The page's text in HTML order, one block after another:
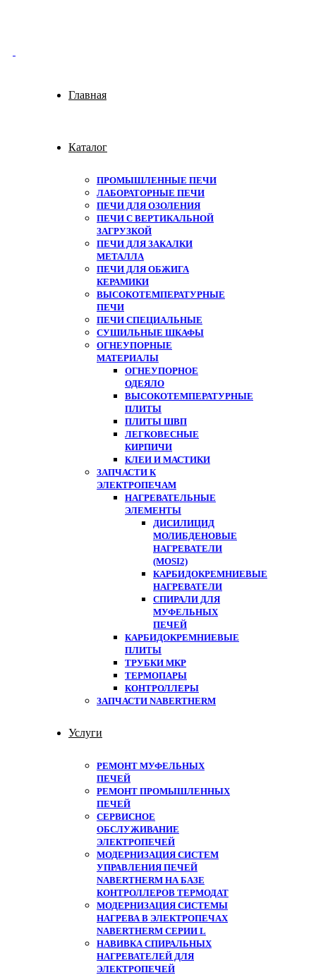
Главная
Каталог
ПРОМЫШЛЕННЫЕ ПЕЧИ
ЛАБОРАТОРНЫЕ ПЕЧИ
ПЕЧИ ДЛЯ ОЗОЛЕНИЯ
ПЕЧИ С ВЕРТИКАЛЬНОЙ
ЗАГРУЗКОЙ
ПЕЧИ ДЛЯ ЗАКАЛКИ
МЕТАЛЛА
ПЕЧИ ДЛЯ ОБЖИГА
КЕРАМИКИ
ВЫСОКОТЕМПЕРАТУРНЫЕ
ПЕЧИ
ПЕЧИ СПЕЦИАЛЬНЫЕ
СУШИЛЬНЫЕ ШКАФЫ
ОГНЕУПОРНЫЕ
МАТЕРИАЛЫ
ОГНЕУПОРНОЕ
ОДЕЯЛО
ВЫСОКОТЕМПЕРАТУРНЫЕ
ПЛИТЫ
ПЛИТЫ ШВП
ЛЕГКОВЕСНЫЕ
КИРПИЧИ
КЛЕИ И МАСТИКИ
ЗАПЧАСТИ К
ЭЛЕКТРОПЕЧАМ
НАГРЕВАТЕЛЬНЫЕ
ЭЛЕМЕНТЫ
ДИСИЛИЦИД
МОЛИБДЕНОВЫЕ
НАГРЕВАТЕЛИ
(MOSI2)
КАРБИДОКРЕМНИЕВЫЕ
НАГРЕВАТЕЛИ
СПИРАЛИ ДЛЯ
МУФЕЛЬНЫХ
ПЕЧЕЙ
КАРБИДОКРЕМНИЕВЫЕ
ПЛИТЫ
ТРУБКИ МКР
ТЕРМОПАРЫ
КОНТРОЛЛЕРЫ
ЗАПЧАСТИ NABERTHERM
Услуги
РЕМОНТ МУФЕЛЬНЫХ
ПЕЧЕЙ
РЕМОНТ ПРОМЫШЛЕННЫХ
ПЕЧЕЙ
СЕРВИСНОЕ
ОБСЛУЖИВАНИЕ
ЭЛЕКТРОПЕЧЕЙ
МОДЕРНИЗАЦИЯ СИСТЕМ
УПРАВЛЕНИЯ ПЕЧЕЙ
NABERTHERM НА БАЗЕ
КОНТРОЛЛЕРОВ ТЕРМОДАТ
МОДЕРНИЗАЦИЯ СИСТЕМЫ
НАГРЕВА В ЭЛЕКТРОПЕЧАХ
NABERTHERM СЕРИИ L
НАВИВКА СПИРАЛЬНЫХ
НАГРЕВАТЕЛЕЙ ДЛЯ
ЭЛЕКТРОПЕЧЕЙ